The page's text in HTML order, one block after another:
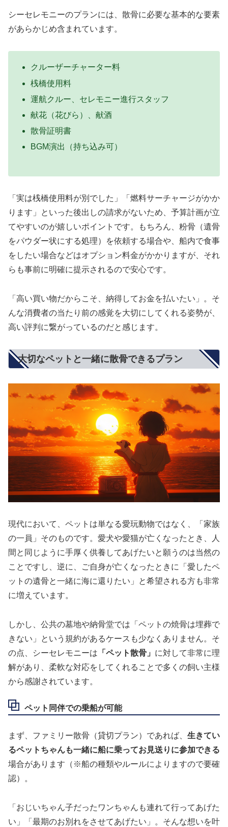
シーセレモニーのプランには、散骨に必要な基本的な要素
があらかじめ含まれています。
クルーザーチャーター料
桟橋使用料
運航クルー、セレモニー進行スタッフ
献花（花びら）、献酒
散骨証明書
BGM演出（持ち込み可）
「実は桟橋使用料が別でした」「燃料サーチャージがかか
ります」といった後出しの請求がないため、予算計画が立
てやすいのが嬉しいポイントです。もちろん、粉骨（遺骨
をパウダー状にする処理）を依頼する場合や、船内で食事
をしたい場合などはオプション料金がかかりますが、それ
らも事前に明確に提示されるので安心です。
「高い買い物だからこそ、納得してお金を払いたい」。そ
んな消費者の当たり前の感覚を大切にしてくれる姿勢が、
高い評判に繋がっているのだと感じます。
大切なペットと一緒に散骨できるプラン
現代において、ペットは単なる愛玩動物ではなく、「家族
の一員」そのものです。愛犬や愛猫が亡くなったとき、人
間と同じように手厚く供養してあげたいと願うのは当然の
ことですし、逆に、ご自身が亡くなったときに「愛したペ
ットの遺骨と一緒に海に還りたい」と希望される方も非常
に増えています。
しかし、公共の墓地や納骨堂では「ペットの焼骨は埋葬で
きない」という規約があるケースも少なくありません。そ
の点、シーセレモニーは 「ペット散骨」 に対して非常に理
解があり、柔軟な対応をしてくれることで多くの飼い主様
から感謝されています。
ペット同伴での乗船が可能
まず、ファミリー散骨（貸切プラン）であれば、 生きてい
るペットちゃんも一緒に船に乗ってお見送りに参加できる
場合があります（※船の種類やルールによりますので要確
認）。
「おじいちゃん子だったワンちゃんも連れて行ってあげた
い」「最期のお別れをさせてあげたい」。そんな想いを叶